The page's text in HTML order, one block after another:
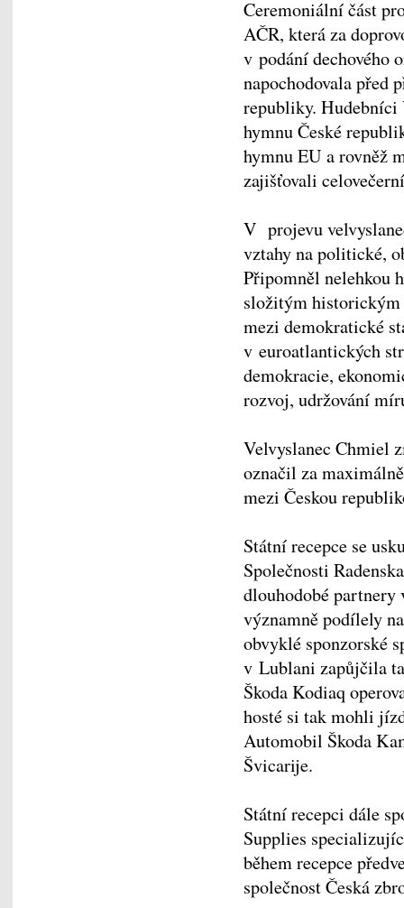
Ceremoniální část
AČR, která za
v podání dechového
napochodovala před
republiky. Hudebníci
hymnu České
hymnu EU a rovněž
zajišťovali
V projevu
vztahy na politické,
Připomněl nelehkou
složitým historickým
mezi demokratické
v euroatlantických
demokracie,
rozvoj, udržování
Velvyslanec Chmiel
označil za
mezi Českou
Státní recepce se
Společnosti
dlouhodobé
významně podílely
obvyklé sponzorské
v Lublani zapůjčila
Škoda Kodiaq
hosté si tak mohli
Automobil Škoda
Švicarije.
Státní recepci dále
Supplies
během recepce
společnost Česká